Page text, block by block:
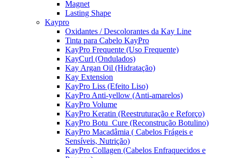
Magnet
Lasting Shape
Kaypro
Oxidantes / Descolorantes da Kay Line
Tinta para Cabelo KayPro
KayPro Frequente (Uso Frequente)
KayCurl (Ondulados)
Kay Argan Oil (Hidratação)
Kay Extension
KayPro Liss (Efeito Liso)
KayPro Anti-yellow (Anti-amarelos)
KayPro Volume
KayPro Keratin (Reestruturação e Reforço)
KayPro Botu_Cure (Reconstrução Botulino)
KayPro Macadâmia ( Cabelos Frágeis e
Sensíveis, Nutrição)
KayPro Collagen (Cabelos Enfraquecidos e